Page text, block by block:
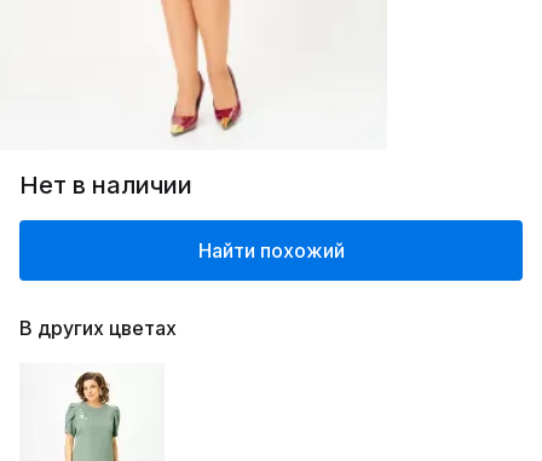
Нет в наличии
Найти похожий
В других цветах